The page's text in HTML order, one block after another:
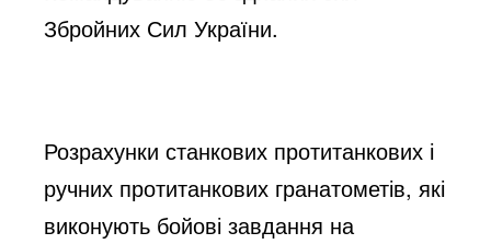
Збройних Сил України.
Розрахунки станкових протитанкових і
ручних протитанкових гранатометів, які
виконують бойові завдання на